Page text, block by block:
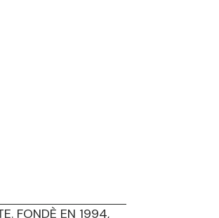
FONDÈ EN 1994,